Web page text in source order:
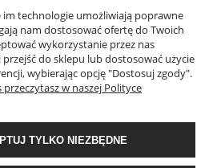
MOJE KONTO
I DOSTAWA
im technologie umożliwiają poprawne
nam dostosować ofertę do Twoich
wykorzystanie przez nas
do sklepu lub dostosować użycie
wybierając opcję "Dostosuj zgody".
w naszej Polityce
TYLKO NIEZBĘDNE